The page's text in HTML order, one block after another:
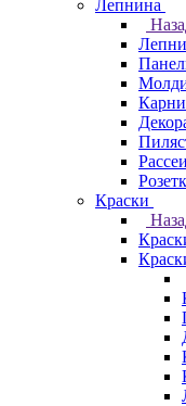
Лепнина
Краски